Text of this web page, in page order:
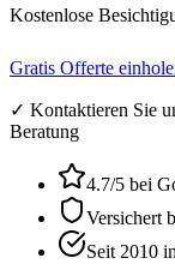
Kostenlose
Gratis Offerte
✓ Kontaktieren Sie
Beratung
4.7/5 bei
Versichert
Seit 2010